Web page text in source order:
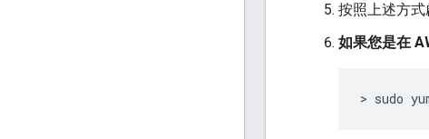
按照上述方式
如果您是在
> sudo